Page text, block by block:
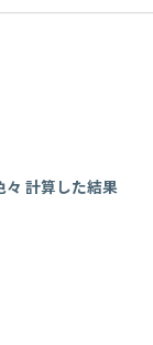
々 計算した結果